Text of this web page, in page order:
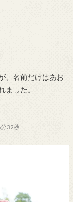
、名前だけはあお
ました。
分32秒